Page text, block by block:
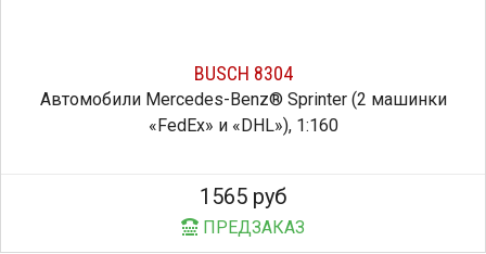
BUSCH 8304
Автомобили Mercedes-Benz® Sprinter (2 машинки
«FedEx» и «DHL»), 1:160
1565 руб
ПРЕДЗАКАЗ